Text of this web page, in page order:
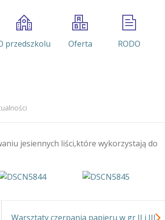
przedszkolu Oferta RODO
jesiennych liści,które wykorzystają do
Warsztaty czerpania papieru w gr II i III.